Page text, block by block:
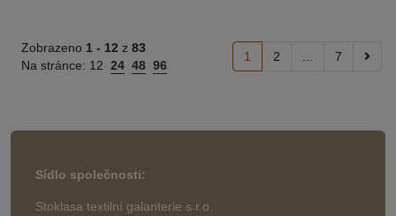
Zobrazeno 1 - 12 z 83
Na stránce: 12 24 48 96
1 2 7
Sídlo společnosti:
Stoklasa textilní galanterie s.r.o.